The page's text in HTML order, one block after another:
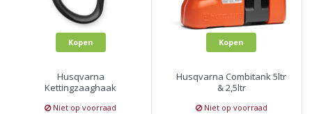
Kopen
Husqvarna
Kettingzaaghaak
Niet op voorraad
Kopen
Husqvarna Combitank 5ltr
& 2,5ltr
Niet op voorraad